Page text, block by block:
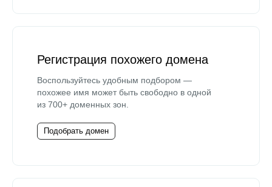
Регистрация похожего домена
Воспользуйтесь удобным подбором —
похожее имя может быть свободно в одной
из 700+ доменных зон.
Подобрать домен